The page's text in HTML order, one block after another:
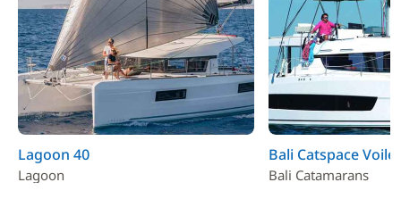
Lagoon 40
Lagoon
Bali Catspace Voile
Bali Catamarans